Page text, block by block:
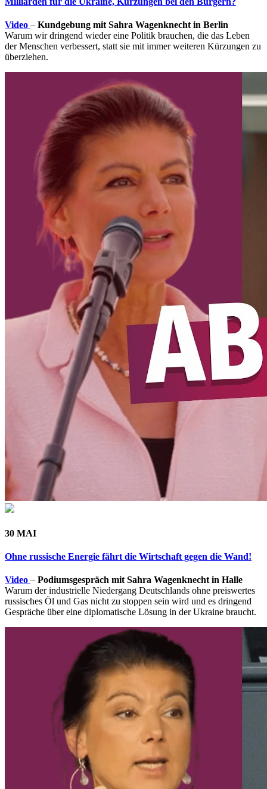
Video – Kundgebung mit Sahra Wagenknecht in Berlin
Warum wir dringend wieder eine Politik brauchen, die das Leben
der Menschen verbessert, statt sie mit immer weiteren Kürzungen zu
überziehen.
30 MAI
Ohne russische Energie fährt die Wirtschaft gegen die Wand!
Video – Podiumsgespräch mit Sahra Wagenknecht in Halle
Warum der industrielle Niedergang Deutschlands ohne preiswertes
russisches Öl und Gas nicht zu stoppen sein wird und es dringend
Gespräche über eine diplomatische Lösung in der Ukraine braucht.